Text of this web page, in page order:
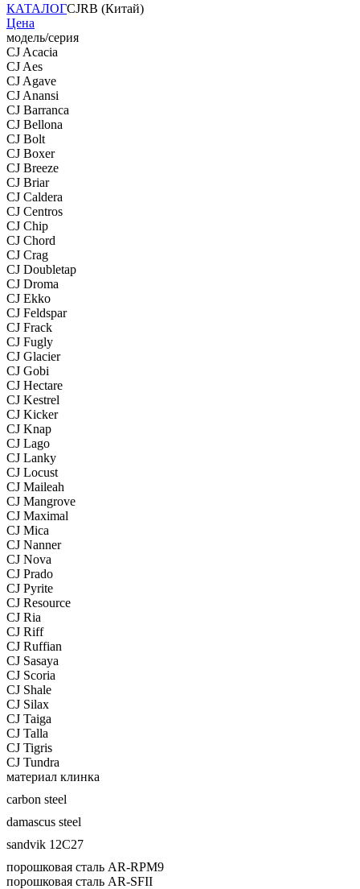
КАТАЛОГCJRB (Китай)
Цена
модель/серия
CJ Acacia
CJ Aes
CJ Agave
CJ Anansi
CJ Barranca
CJ Bellona
CJ Bolt
CJ Boxer
CJ Breeze
CJ Briar
CJ Caldera
CJ Centros
CJ Chip
CJ Chord
CJ Crag
CJ Doubletap
CJ Droma
CJ Ekko
CJ Feldspar
CJ Frack
CJ Fugly
CJ Glacier
CJ Gobi
CJ Hectare
CJ Kestrel
CJ Kicker
CJ Knap
CJ Lago
CJ Lanky
CJ Locust
CJ Maileah
CJ Mangrove
CJ Maximal
CJ Mica
CJ Nanner
CJ Nova
CJ Prado
CJ Pyrite
CJ Resource
CJ Ria
CJ Riff
CJ Ruffian
CJ Sasaya
CJ Scoria
CJ Shale
CJ Silax
CJ Taiga
CJ Talla
CJ Tigris
CJ Tundra
материал клинка
carbon steel
damascus steel
sandvik 12C27
порошковая сталь AR-RPM9
порошковая сталь AR-SFII